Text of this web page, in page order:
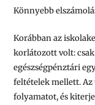
Könnyebb
Korábban az
korlátozott volt:
egészségpénztári
feltételek mellett. Az
folyamatot, és